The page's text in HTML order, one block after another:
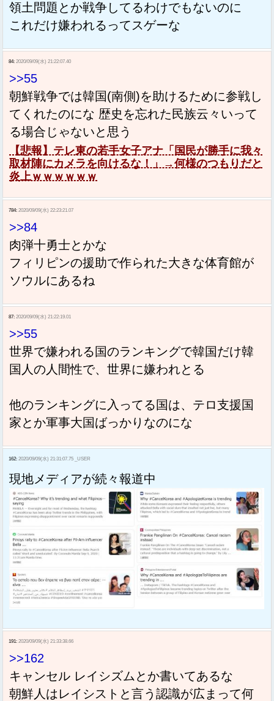
領土問題とか戦争してるわけでもないのに
これだけ嫌われるってスゲーな
84: 2020/09/09(水) 21:22:07.40
>>55
朝鮮戦争では韓国(南側)を助けるために参戦し
てくれたのにな 歴史を忘れた民族云々いって
る場合じゃないと思う
【悲報】テレ東の若手女子アナ「国民が勝手に我々
取材陣にカメラを向けるな！」→何様のつもりだと
炎上ｗｗｗｗｗｗ
784: 2020/09/09(水) 22:23:21.07
>>84
肉弾十勇士とかな
フィリピンの援助で作られた大きな体育館が
ソウルにあるね
87: 2020/09/09(水) 21:22:19.01
>>55
世界で嫌われる国のランキングで韓国だけ韓
国人の人間性で、世界に嫌われとる
他のランキングに入ってる国は、テロ支援国
家とか軍事大国ばっかりなのにな
162: 2020/09/09(水) 21:31:07.75 _USER
現地メディアが続々報道中
191: 2020/09/09(水) 21:33:38.66
>>162
キャンセル レイシズムとか書いてあるな
朝鮮人はレイシストと言う認識が広まって何